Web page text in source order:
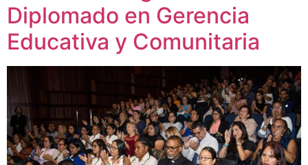
Diplomado en Gerencia
Educativa y Comunitaria